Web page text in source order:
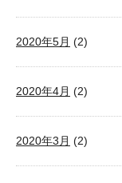
2020年5月 (2)
2020年4月 (2)
2020年3月 (2)